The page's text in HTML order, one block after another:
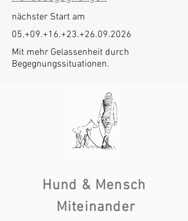
nächster Start am
05.+09.+16.+23.+26.09.2026
Mit mehr Gelassenheit durch
Begegnungssituationen.
Hund & Mensch
Miteinander